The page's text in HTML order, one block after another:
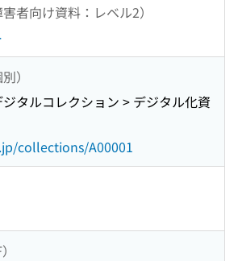
者向け資料：レベル2）
）
タルコレクション > デジタル化資
collections/A00001